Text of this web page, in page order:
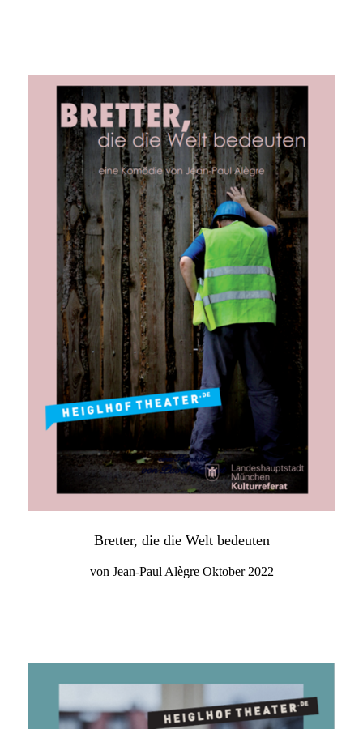
Bretter, die die Welt bedeuten
von Jean-Paul Alègre Oktober 2022